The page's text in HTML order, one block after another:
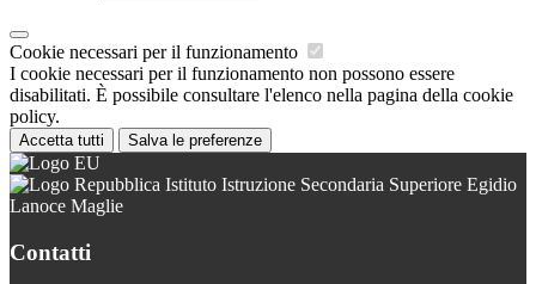
Cookie necessari per il funzionamento
I cookie necessari per il funzionamento non possono essere
disabilitati. È possibile consultare l'elenco nella pagina della cookie
policy.
Accetta tutti Salva le preferenze
Istituto Istruzione Secondaria Superiore Egidio
Lanoce Maglie
Contatti